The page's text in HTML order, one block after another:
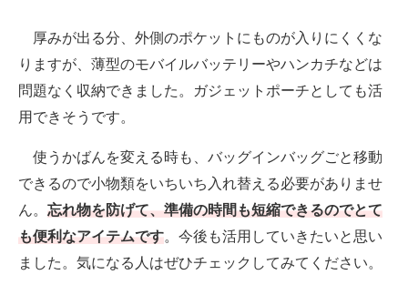
厚みが出る分、外側のポケットにものが入りにくくな
りますが、薄型のモバイルバッテリーやハンカチなどは
問題なく収納できました。ガジェットポーチとしても活
用できそうです。
使うかばんを変える時も、バッグインバッグごと移動
できるので小物類をいちいち入れ替える必要がありませ
ん。 忘れ物を防げて、準備の時間も短縮できるのでとて
も便利なアイテムです。今後も活用していきたいと思い
ました。気になる人はぜひチェックしてみてください。